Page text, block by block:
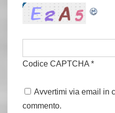
Codice CAPTCHA *
Avvertimi via email in
commento.